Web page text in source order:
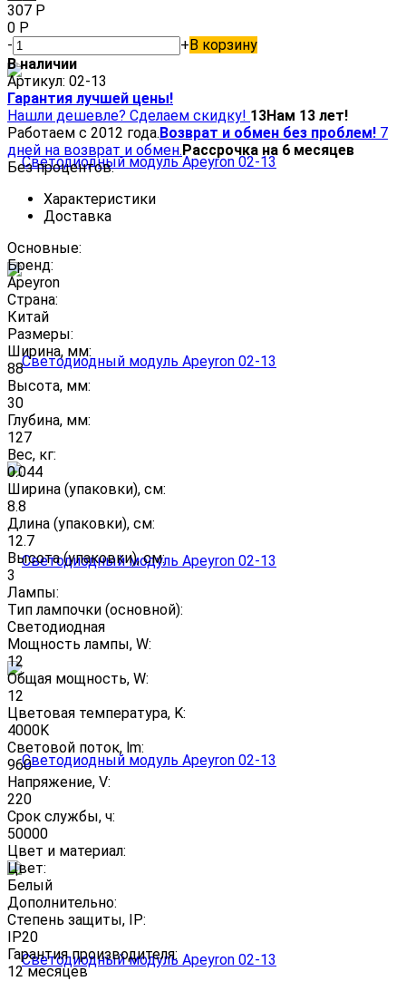
307 Р
0 Р
-
+В корзину
В наличии
Артикул: 02-13
Гарантия лучшей цены!
Нашли дешевле? Сделаем скидку! 13Нам 13 лет!
Работаем с 2012 года.Возврат и обмен без проблем! 7
дней на возврат и обмен.Рассрочка на 6 месяцев
Без процентов.
Характеристики
Доставка
Основные:
Бренд:
Apeyron
Страна:
Китай
Размеры:
Ширина, мм:
88
Высота, мм:
30
Глубина, мм:
127
Вес, кг:
0.044
Ширина (упаковки), см:
8.8
Длина (упаковки), см:
12.7
Высота (упаковки), см:
3
Лампы:
Тип лампочки (основной):
Светодиодная
Мощность лампы, W:
12
Общая мощность, W:
12
Цветовая температура, K:
4000K
Световой поток, lm:
960
Напряжение, V:
220
Срок службы, ч:
50000
Цвет и материал:
Цвет:
Белый
Дополнительно:
Степень защиты, IP:
IP20
Гарантия производителя:
12 месяцев